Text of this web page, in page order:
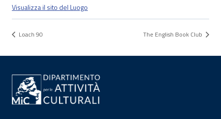
Visualizza il sito del Luogo
Loach 90 The English Book Club